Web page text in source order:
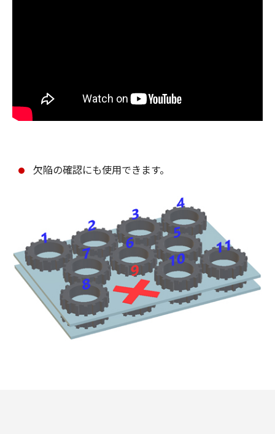
欠陥の確認にも使用できます。